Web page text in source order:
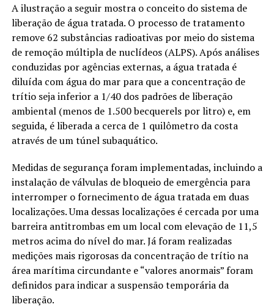
A ilustração a seguir mostra o conceito do sistema de
liberação de água tratada. O processo de tratamento
remove 62 substâncias radioativas por meio do sistema
de remoção múltipla de nuclídeos (ALPS). Após análises
conduzidas por agências externas, a água tratada é
diluída com água do mar para que a concentração de
trítio seja inferior a 1/40 dos padrões de liberação
ambiental (menos de 1.500 becquerels por litro) e, em
seguida, é liberada a cerca de 1 quilômetro da costa
através de um túnel subaquático.
Medidas de segurança foram implementadas, incluindo a
instalação de válvulas de bloqueio de emergência para
interromper o fornecimento de água tratada em duas
localizações. Uma dessas localizações é cercada por uma
barreira antitrombas em um local com elevação de 11,5
metros acima do nível do mar. Já foram realizadas
medições mais rigorosas da concentração de trítio na
área marítima circundante e “valores anormais” foram
definidos para indicar a suspensão temporária da
liberação.